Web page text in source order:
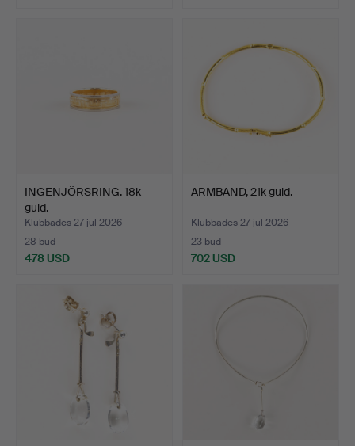
INGENJÖRSRING. 18k
guld.
Klubbades 27 jul 2026
28 bud
478 USD
ARMBAND, 21k guld.
Klubbades 27 jul 2026
23 bud
702 USD